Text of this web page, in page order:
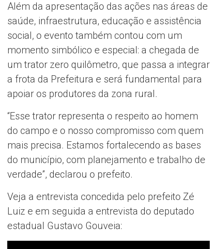
Além da apresentação das ações nas áreas de
saúde, infraestrutura, educação e assistência
social, o evento também contou com um
momento simbólico e especial: a chegada de
um trator zero quilômetro, que passa a integrar
a frota da Prefeitura e será fundamental para
apoiar os produtores da zona rural.
“Esse trator representa o respeito ao homem
do campo e o nosso compromisso com quem
mais precisa. Estamos fortalecendo as bases
do município, com planejamento e trabalho de
verdade”, declarou o prefeito.
Veja a entrevista concedida pelo prefeito Zé
Luiz e em seguida a entrevista do deputado
estadual Gustavo Gouveia: